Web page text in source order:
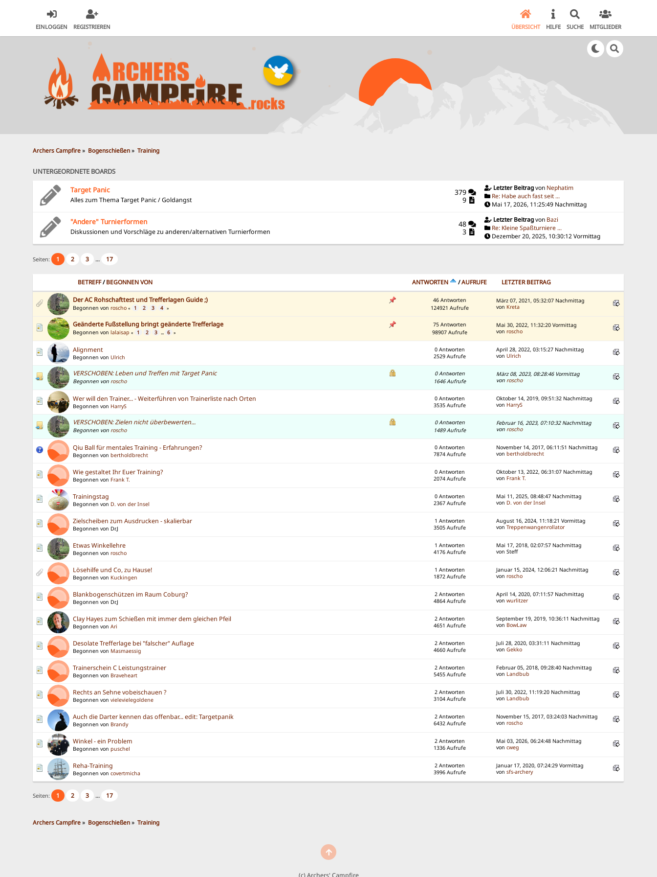
EINLOGGEN REGISTRIEREN ÜBERSICHT HILFE SUCHE MITGLIEDER
Archers Campfire» Bogenschießen» Training
UNTERGEORDNETE BOARDS
Target Panic
Alles zum Thema Target Panic / Goldangst
379
9
Letzter Beitragvon Nephatim
Re: Habe auch fast seit ...
Mai 17, 2026, 11:25:49 Nachmittag
"Andere" Turnierformen
Diskussionen und Vorschläge zu anderen/alternativen Turnierformen
48
3
Letzter Beitragvon Bazi
Re: Kleine Spaßturniere ...
Dezember 20, 2025, 10:30:12 Vormittag
Seiten: 1 2 3 ... 17
BETREFF/BEGONNEN VON ANTWORTEN /AUFRUFE LETZTER BEITRAG
Der AC Rohschafttest und Trefferlagen Guide ;)
Begonnen von roscho « 1 2 3 4 »
46 Antworten
124921 Aufrufe
März 07, 2021, 05:32:07 Nachmittag
von Kreta
Geänderte Fußstellung bringt geänderte Trefferlage
Begonnen von lalaisap « 1 2 3 ... 6 »
75 Antworten
98907 Aufrufe
Mai 30, 2022, 11:32:20 Vormittag
von roscho
Alignment
Begonnen von Ulrich
0 Antworten
2529 Aufrufe
April 28, 2022, 03:15:27 Nachmittag
von Ulrich
VERSCHOBEN: Leben und Treffen mit Target Panic
Begonnen von roscho
0 Antworten
1646 Aufrufe
März 08, 2023, 08:28:46 Vormittag
von roscho
Wer will den Trainer... - Weiterführen von Trainerliste nach Orten
Begonnen von HarryS
0 Antworten
3535 Aufrufe
Oktober 14, 2019, 09:51:32 Nachmittag
von HarryS
VERSCHOBEN: Zielen nicht überbewerten...
Begonnen von roscho
0 Antworten
1489 Aufrufe
Februar 16, 2023, 07:10:32 Nachmittag
von roscho
Qiu Ball für mentales Training - Erfahrungen?
Begonnen von bertholdbrecht
0 Antworten
7874 Aufrufe
November 14, 2017, 06:11:51 Nachmittag
von bertholdbrecht
Wie gestaltet Ihr Euer Training?
Begonnen von Frank T.
0 Antworten
2074 Aufrufe
Oktober 13, 2022, 06:31:07 Nachmittag
von Frank T.
Trainingstag
Begonnen von D. von der Insel
0 Antworten
2367 Aufrufe
Mai 11, 2025, 08:48:47 Nachmittag
von D. von der Insel
Zielscheiben zum Ausdrucken - skalierbar
Begonnen von Dr.J
1 Antworten
3505 Aufrufe
August 16, 2024, 11:18:21 Vormittag
vonTreppenwangenrollator
Etwas Winkellehre
Begonnen vonroscho
1 Antworten
4176 Aufrufe
Mai 17, 2018, 02:07:57 Nachmittag
von Steff
Lösehilfe und Co, zu Hause!
Begonnen von Kuckingen
1 Antworten
1872 Aufrufe
Januar 15, 2024, 12:06:21 Nachmittag
vonroscho
Blankbogenschützen im Raum Coburg?
Begonnen von Dr.J
2 Antworten
4864 Aufrufe
April 14, 2020, 07:11:57 Nachmittag
vonwurlitzer
Clay Hayes zum Schießen mit immer dem gleichen Pfeil
Begonnen vonAri
2 Antworten
4651 Aufrufe
September 19, 2019, 10:36:11 Nachmittag
von BowLaw
Desolate Trefferlage bei "falscher" Auflage
Begonnen von Masmaessig
2 Antworten
4660 Aufrufe
Juli 28, 2020, 03:31:11 Nachmittag
vonGekko
Trainerschein C Leistungstrainer
Begonnen von Braveheart
2 Antworten
5455 Aufrufe
Februar 05, 2018, 09:28:40 Nachmittag
von Landbub
Rechts an Sehne vobeischauen ?
Begonnen vonvielevielegoldene
2 Antworten
3104 Aufrufe
Juli 30, 2022, 11:19:20 Nachmittag
von Landbub
Auch die Darter kennen das offenbar... edit: Targetpanik
Begonnen von Brandy
2 Antworten
6432 Aufrufe
November 15, 2017, 03:24:03 Nachmittag
vonroscho
Winkel - ein Problem
Begonnen vonpuschel
2 Antworten
1336 Aufrufe
Mai 03, 2026, 06:24:48 Nachmittag
voncweg
Reha-Training
Begonnen voncovertmicha
2 Antworten
3996 Aufrufe
Januar 17, 2020, 07:24:29 Vormittag
vonsfs-archery
Seiten: 1 2 3 ... 17
Archers Campfire» Bogenschießen» Training
(c) Archers' Campfire